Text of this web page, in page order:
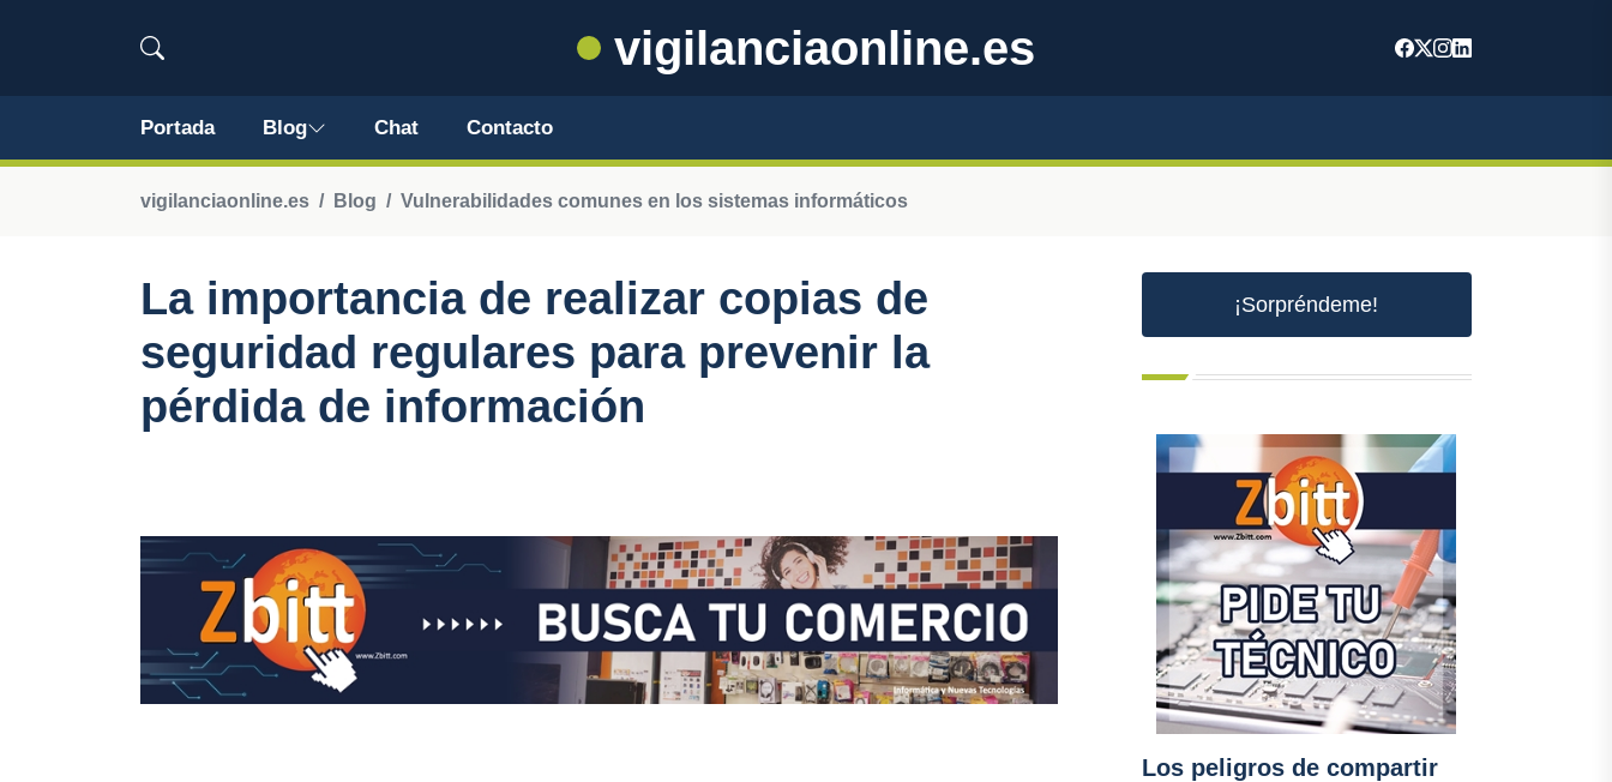
vigilanciaonline.es
Portada Blog Chat Contacto
vigilanciaonline.es Blog Vulnerabilidades comunes en los sistemas informáticos
La importancia de realizar copias de
seguridad regulares para prevenir la
pérdida de información
¡Sorpréndeme!
Los peligros de compartir